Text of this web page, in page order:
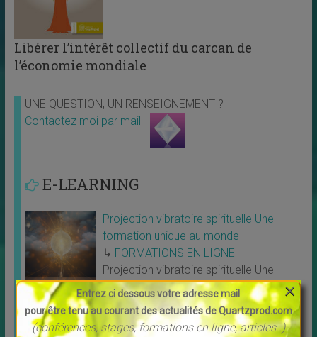
Libérer l’intérêt collectif du carcan de
l’économie mondiale
UNE QUESTION, UN RENSEIGNEMENT ?
Contactez moi par mail -
E-LEARNING
Projection vibratoire spirituelle Une
formation unique au monde
↳ FORMATIONS EN LIGNE
Projection vibratoire spirituelle Une
formation unique[…]
MASTERCLASS 2023 “Libérez vos
Entrez ci dessous votre adresse mail
pour être tenu au courant des actualités de Quartzprod.com
(conférences, stages, formations en ligne, articles..)
×